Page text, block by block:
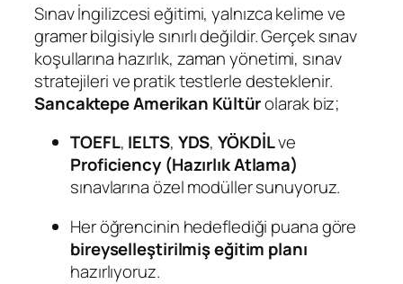
Sınav İngilizcesi eğitimi, yalnızca kelime ve
gramer bilgisiyle sınırlı değildir. Gerçek sınav
koşullarına hazırlık, zaman yönetimi, sınav
stratejileri ve pratik testlerle desteklenir.
Sancaktepe Amerikan Kültürolarak biz;
TOEFL, IELTS, YDS,YÖKDİLve
Proficiency (Hazırlık Atlama)
sınavlarına özel modüller sunuyoruz.
Her öğrencinin hedeflediği puana göre
bireyselleştirilmiş eğitim planı
hazırlıyoruz.